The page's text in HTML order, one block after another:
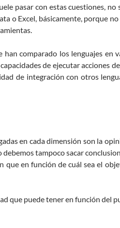
pasar con estas cuestiones, no
o Excel, básicamente, porque
comparado los lenguajes en
de ejecutar acciones
de integración con otros
en cada dimensión son la
tampoco sacar
en función de cuál sea el
que puede tener en función del